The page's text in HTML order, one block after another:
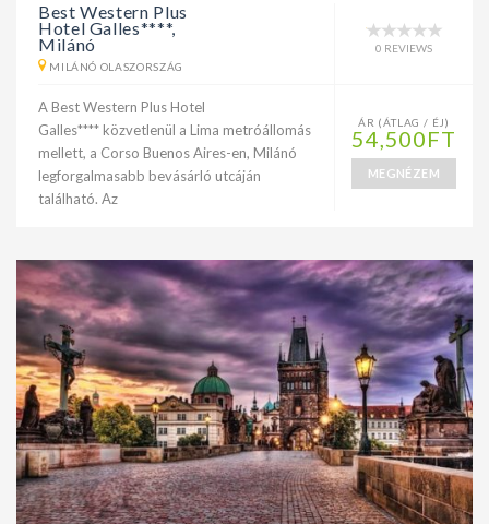
Best Western Plus
Hotel Galles****,
Milánó
MILÁNÓ OLASZORSZÁG
0 REVIEWS
A Best Western Plus Hotel
Galles**** közvetlenül a Lima metróállomás
mellett, a Corso Buenos Aires-en, Milánó
legforgalmasabb bevásárló utcáján
található. Az
ÁR (ÁTLAG / ÉJ)
54,500FT
MEGNÉZEM